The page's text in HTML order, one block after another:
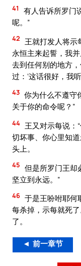
41
有人告诉所罗门
呢。”
42
王就打发人将示
永恒主来起誓，我
去到任何别的地方
过：‘这话很好，我
43 你为什么不遵守
关于你的命令呢？”
44 王又对示每说：
切坏事、你心里知
头上。
45 但是所罗门王却
坚立到永远。”
46 于是王吩咐耶何
每杀掉，示每就死
了。
◄ 前一章节